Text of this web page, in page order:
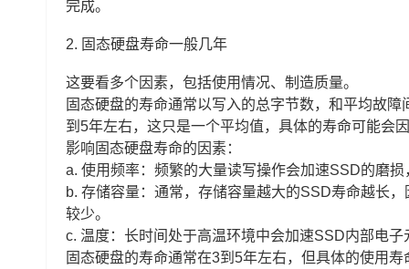
完成。
2. 固态硬盘寿命一般几年
这要看多个因素，包括使用情况、制造质量。
固态硬盘的寿命通常以写入的总字节数，和平均故
到5年左右，这只是一个平均值，具体的寿命可能会
影响固态硬盘寿命的因素：
a. 使用频率：频繁的大量读写操作会加速SSD的磨
b. 存储容量：通常，存储容量越大的SSD寿命越长
较少。
c. 温度：长时间处于高温环境中会加速SSD内部电
固态硬盘的寿命通常在3到5年左右，但具体的使用